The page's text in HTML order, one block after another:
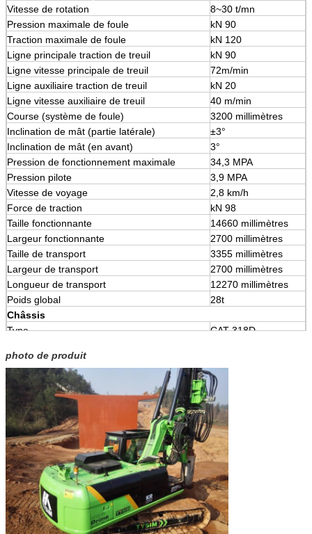
Vitesse de rotation
8~30 t/mn
Pression maximale de foule
kN 90
Traction maximale de foule
kN 120
Ligne principale traction de treuil
kN 90
Ligne vitesse principale de treuil
72m/min
Ligne auxiliaire traction de treuil
kN 20
Ligne vitesse auxiliaire de treuil
40 m/min
Course (système de foule)
3200 millimètres
Inclination de mât (partie latérale)
±3°
Inclination de mât (en avant)
3°
Pression de fonctionnement maximale
34,3 MPA
Pression pilote
3,9 MPA
Vitesse de voyage
2,8 km/h
Force de traction
kN 98
Taille fonctionnante
14660 millimètres
Largeur fonctionnante
2700 millimètres
Taille de transport
3355 millimètres
Largeur de transport
2700 millimètres
Longueur de transport
12270 millimètres
Poids global
28t
Châssis
Type
CAT 318D
photo de produit